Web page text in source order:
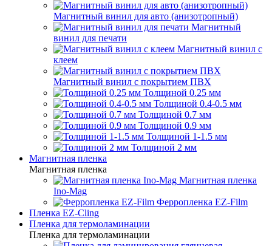
Магнитный винил для авто (анизотропный)
Магнитный
винил для печати
Магнитный винил с
клеем
Магнитный винил с покрытием ПВХ
Толщиной 0.25 мм
Толщиной 0.4-0.5 мм
Толщиной 0.7 мм
Толщиной 0.9 мм
Толщиной 1-1.5 мм
Толщиной 2 мм
Магнитная пленка
Магнитная пленка
Магнитная пленка
Ino-Mag
Ферропленка EZ-Film
Пленка EZ-Cling
Пленка для термоламинации
Пленка для термоламинации